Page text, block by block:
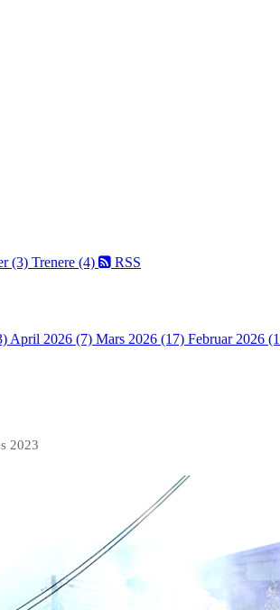
(3) Trenere (4) RSS
April 2026 (7) Mars 2026 (17) Februar 2026
2023